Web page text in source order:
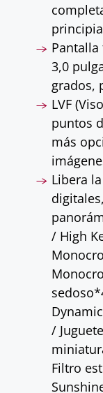
3,0
grados,
LVF
puntos
más
Libera
/ High
/
Filtro